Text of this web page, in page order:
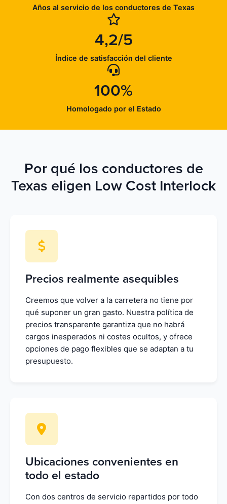
Años al servicio de los conductores de Texas
4,2/5
Índice de satisfacción del cliente
100%
Homologado por el Estado
Por qué los conductores de
Texas eligen Low Cost Interlock
Precios realmente asequibles
Creemos que volver a la carretera no tiene por
qué suponer un gran gasto. Nuestra política de
precios transparente garantiza que no habrá
cargos inesperados ni costes ocultos, y ofrece
opciones de pago flexibles que se adaptan a tu
presupuesto.
Ubicaciones convenientes en
todo el estado
Con dos centros de servicio repartidos por todo